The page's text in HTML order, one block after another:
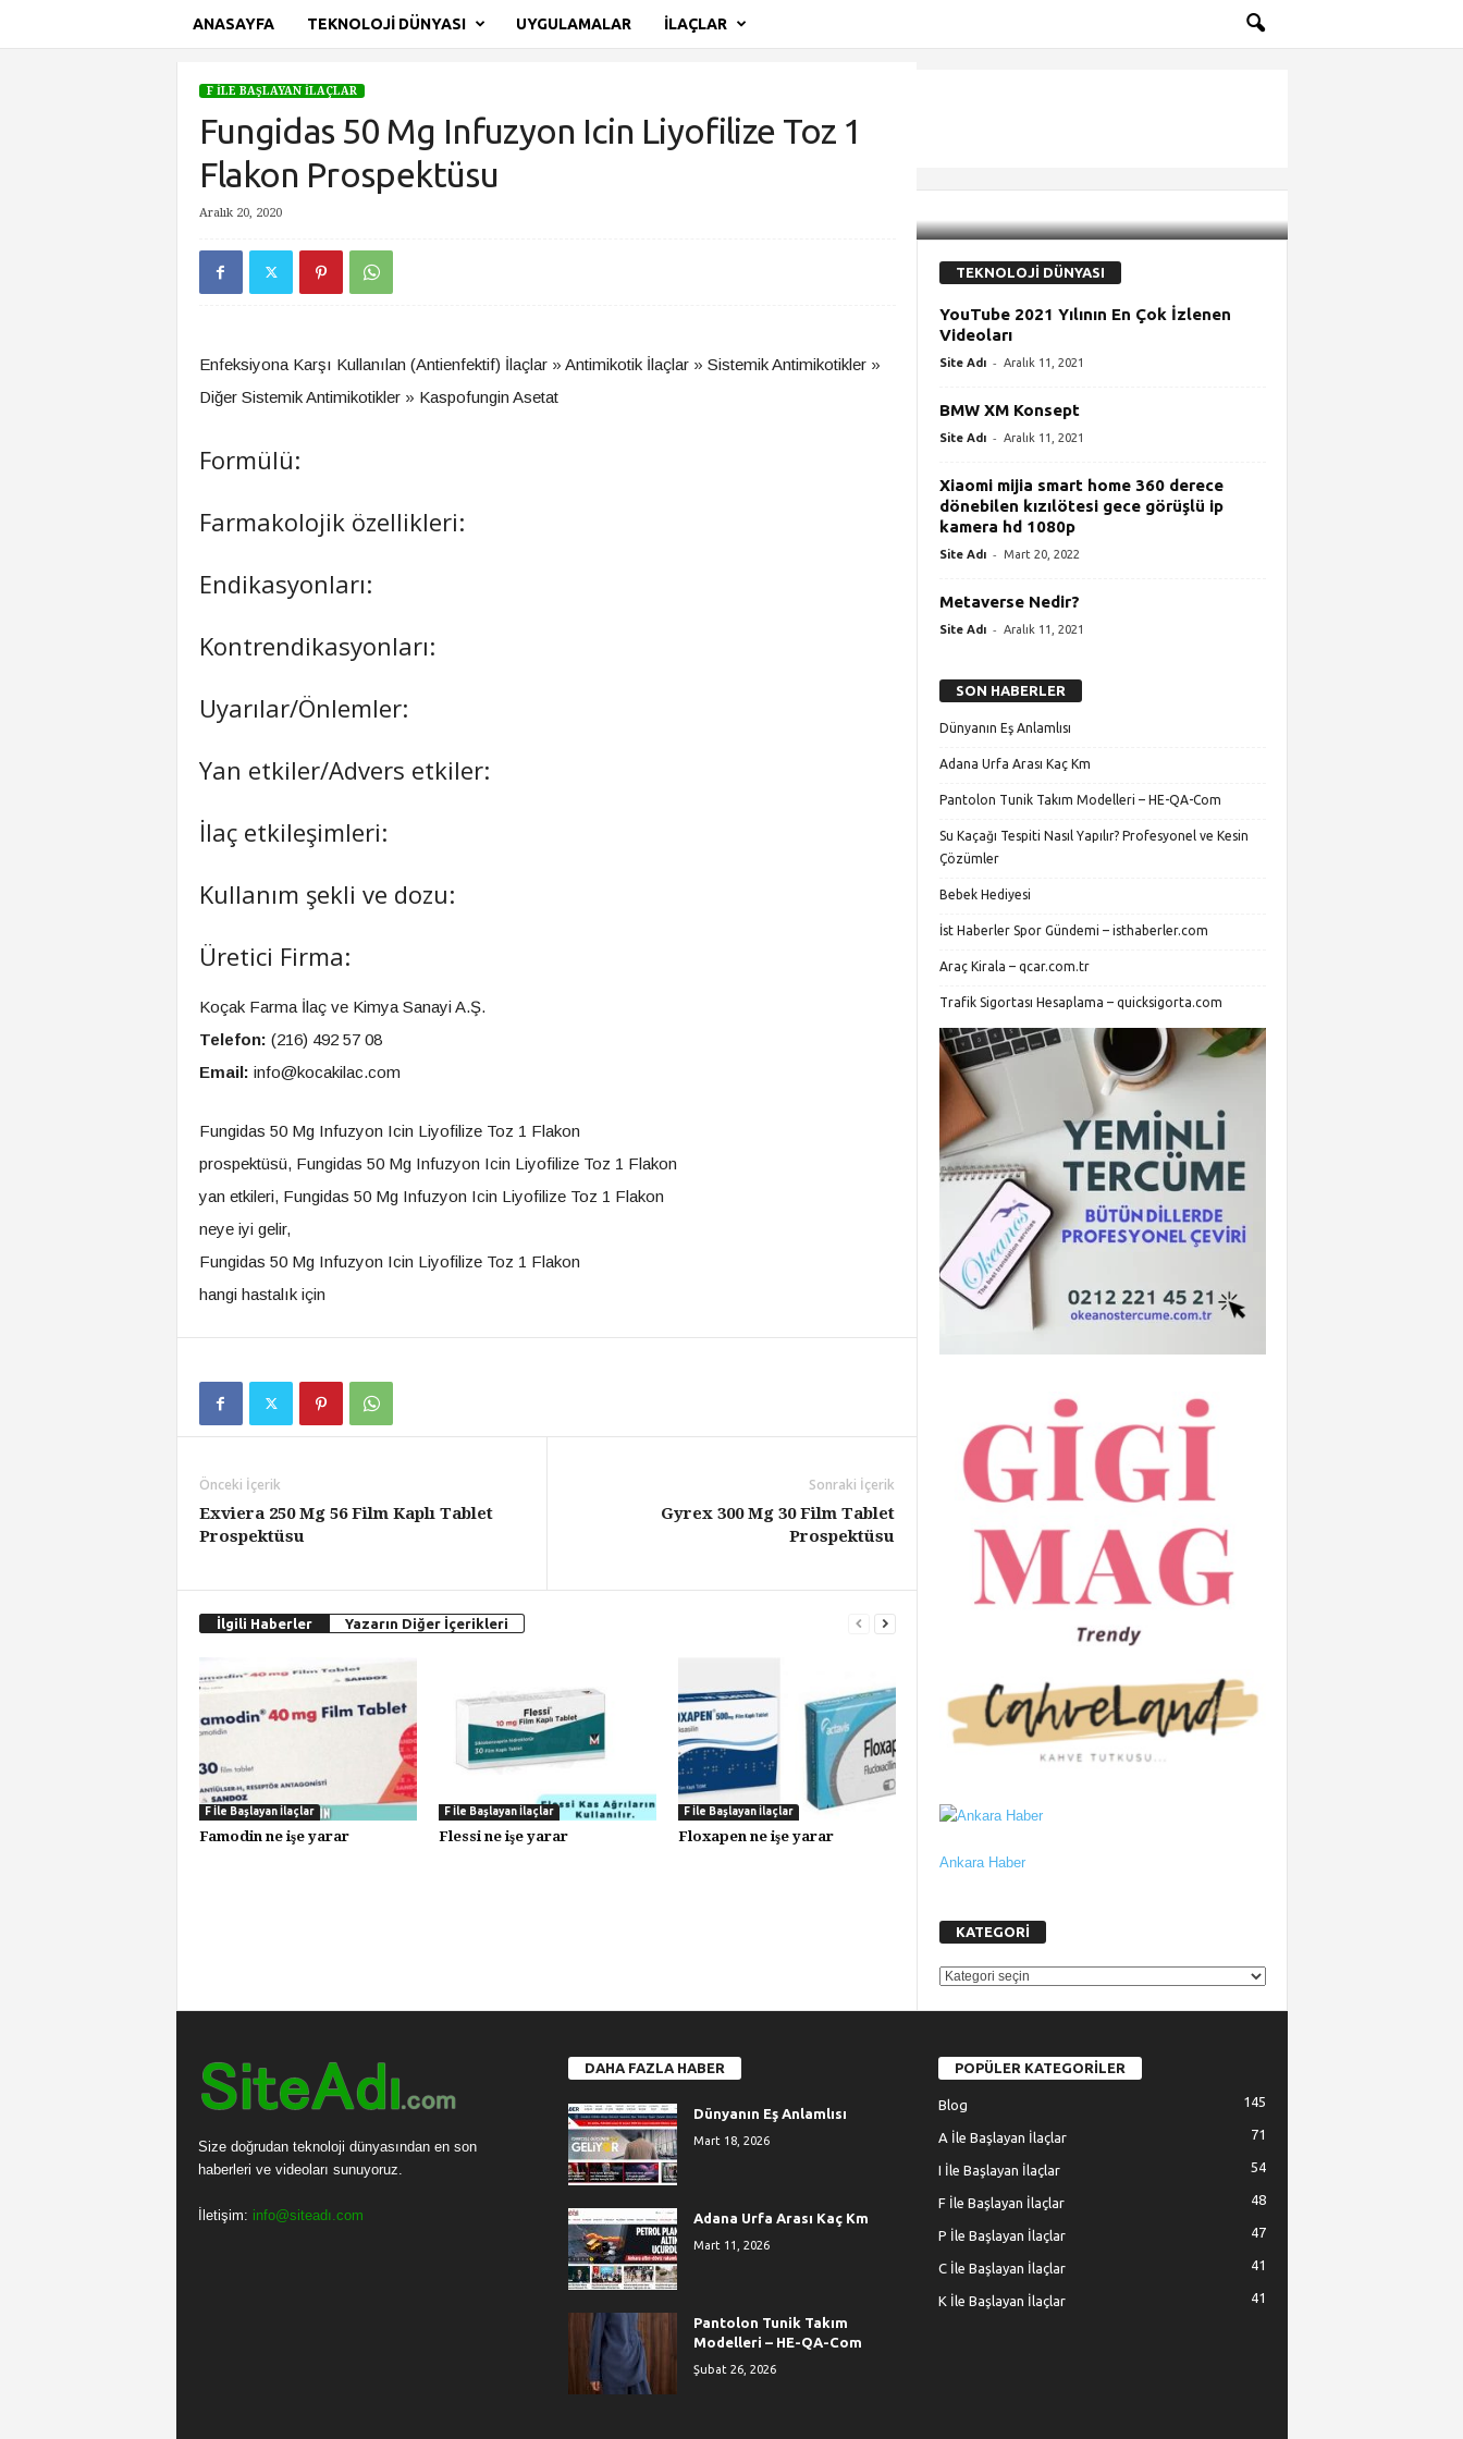
ANASAYFA TEKNOLOJI DÜNYASI UYGULAMALAR İLAÇLAR
Ana Sayfa F İle Başlayan İlaçlar
F İLE BAŞLAYAN İLAÇLAR
Fungidas 50 Mg Infuzyon Icin Liyofilize Toz 1
Flakon Prospektüsu
Aralık 20, 2020
Enfeksiyona Karşı Kullanılan (Antienfektif) İlaçlar » Antimikotik İlaçlar » Sistemik Antimikotikler »
Diğer Sistemik Antimikotikler » Kaspofungin Asetat
Formülü:
Farmakolojik özellikleri:
Endikasyonları:
Kontrendikasyonları:
Uyarılar/Önlemler:
Yan etkiler/Advers etkiler:
İlaç etkileşimleri:
Kullanım şekli ve dozu:
Üretici Firma:
Koçak Farma İlaç ve Kimya Sanayi A.Ş.
Telefon: (216) 492 57 08
Email: info@kocakilac.com
Fungidas 50 Mg Infuzyon Icin Liyofilize Toz 1 Flakon
prospektüsü, Fungidas 50 Mg Infuzyon Icin Liyofilize Toz 1 Flakon
yan etkileri, Fungidas 50 Mg Infuzyon Icin Liyofilize Toz 1 Flakon
neye iyi gelir,
Fungidas 50 Mg Infuzyon Icin Liyofilize Toz 1 Flakon
hangi hastalık için
Önceki İçerik
Exviera 250 Mg 56 Film Kaplı Tablet
Prospektüsu
Sonraki İçerik
Gyrex 300 Mg 30 Film Tablet
Prospektüsu
İlgili Haberler Yazarın Diğer İçerikleri
F İle Başlayan İlaçlar
Famodin ne işe yarar
F İle Başlayan İlaçlar
Flessi ne işe yarar
F İle Başlayan İlaçlar
Floxapen ne işe yarar
TEKNOLOJİ DÜNYASI
YouTube 2021 Yılının En Çok İzlenen
Videoları
Site Adı - Aralık 11, 2021
BMW XM Konsept
Site Adı - Aralık 11, 2021
Xiaomi mijia smart home 360 derece
dönebilen kızılötesi gece görüşlü ip
kamera hd 1080p
Site Adı - Mart 20, 2022
Metaverse Nedir?
Site Adı - Aralık 11, 2021
SON HABERLER
Dünyanın Eş Anlamlısı
Adana Urfa Arası Kaç Km
Pantolon Tunik Takım Modelleri – HE-QA-Com
Su Kaçağı Tespiti Nasıl Yapılır? Profesyonel ve Kesin
Çözümler
Bebek Hediyesi
İst Haberler Spor Gündemi – isthaberler.com
Araç Kirala – qcar.com.tr
Trafik Sigortası Hesaplama – quicksigorta.com
Ankara Haber
KATEGORİ
KATEGORİ
Size doğrudan teknoloji dünyasından en son
haberleri ve videoları sunuyoruz.
İletişim: info@siteadı.com
DAHA FAZLA HABER
Dünyanın Eş Anlamlısı
Mart 18, 2026
Adana Urfa Arası Kaç Km
Mart 11, 2026
Pantolon Tunik Takım
Modelleri – HE-QA-Com
Şubat 26, 2026
POPÜLER KATEGORİLER
Blog 145
A İle Başlayan İlaçlar 71
I İle Başlayan İlaçlar 54
F İle Başlayan İlaçlar 48
P İle Başlayan İlaçlar 47
C İle Başlayan İlaçlar 41
K İle Başlayan İlaçlar 41